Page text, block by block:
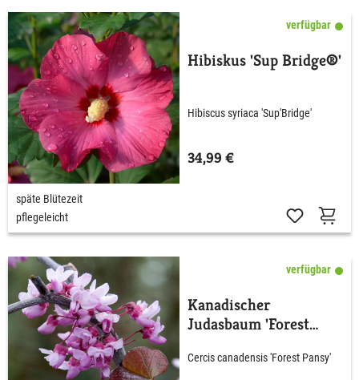
verfügbar
Hibiskus 'Sup Bridge®'
Hibiscus syriaca 'Sup'Bridge'
34,99 €
späte Blütezeit
pflegeleicht
verfügbar
Kanadischer
Judasbaum 'Forest
Cercis canadensis 'Forest Pansy'